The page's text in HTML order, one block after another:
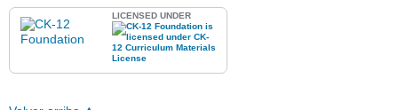
LICENSED UNDER